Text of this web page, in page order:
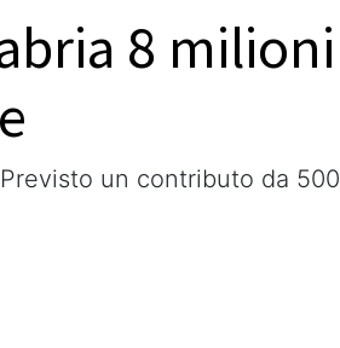
8 milioni
un contributo da 500